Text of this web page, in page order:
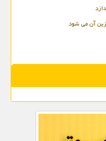
آن می شود